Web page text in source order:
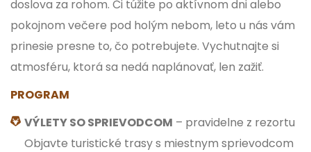
doslova za rohom. Či túžite po aktívnom dni alebo
pokojnom večere pod holým nebom, leto u nás vám
prinesie presne to, čo potrebujete. Vychutnajte si
atmosféru, ktorá sa nedá naplánovať, len zažiť.
PROGRAM
VÝLETY SO SPRIEVODCOM – pravidelne z rezortu
Objavte turistické trasy s miestnym sprievodcom